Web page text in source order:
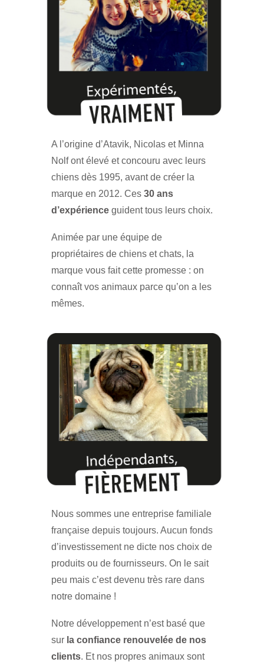
A l’origine d’Atavik, Nicolas et Minna
Nolf ont élevé et concouru avec leurs
chiens dès 1995, avant de créer la
marque en 2012. Ces 30 ans
d’expérience guident tous leurs choix.
Animée par une équipe de
propriétaires de chiens et chats, la
marque vous fait cette promesse : on
connaît vos animaux parce qu’on a les
mêmes.
Nous sommes une entreprise familiale
française depuis toujours. Aucun fonds
d’investissement ne dicte nos choix de
produits ou de fournisseurs. On le sait
peu mais c’est devenu très rare dans
notre domaine !
Notre développement n’est basé que
sur la confiance renouvelée de nos
clients. Et nos propres animaux sont